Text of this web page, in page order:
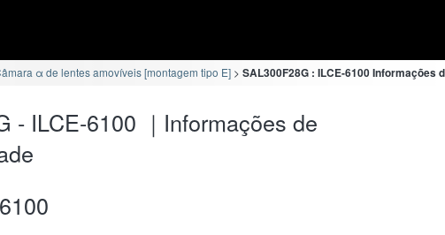
α de lentes amovíveis [montagem tipo E] SAL300F28G : ILCE-6100 Informações
- ILCE-6100 ｜Informações de